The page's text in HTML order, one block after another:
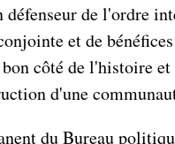
de l'ordre
et de
côté de l'histoire
d'une
du Bureau